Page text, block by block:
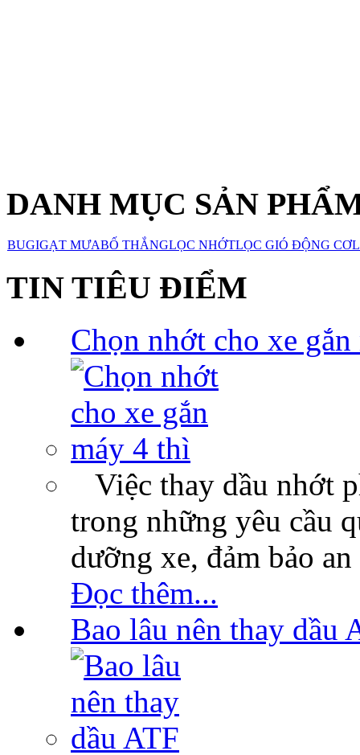
DANH MỤC SẢN
BUGIGẠT MƯABỐ THẮNGLỌC NHỚTLỌC GIÓ ĐỘNG CƠ
TIN TIÊU ĐIỂM
Chọn nhớt cho xe
Việc thay dầu nhớt
trong những yêu cầu
dưỡng xe, đảm bảo
Đọc thêm...
Bao lâu nên thay dầu